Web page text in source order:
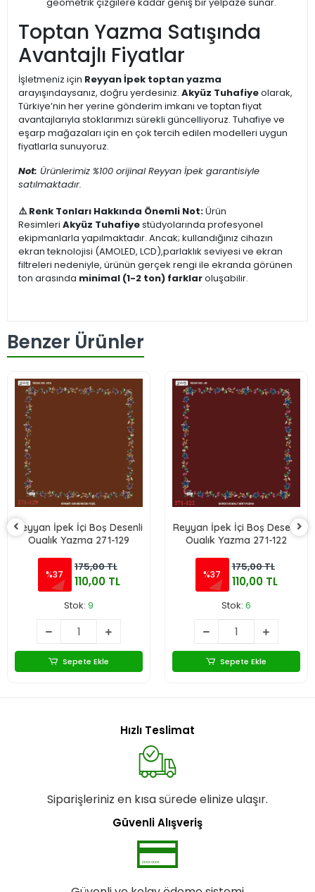
Toptan Yazma Satışında
Avantajlı Fiyatlar
İşletmeniz için Reyyan İpek toptan yazma
arayışındaysanız, doğru yerdesiniz. Akyüz Tuhafiyeolarak,
Türkiye’nin her yerine gönderim imkanı ve toptan fiyat
avantajlarıyla stoklarımızı sürekli güncelliyoruz. Tuhafiye ve
eşarp mağazaları için en çok tercih edilen modelleri uygun
fiyatlarla sunuyoruz.
Not: Ürünlerimiz %100 orijinal Reyyan İpek garantisiyle
satılmaktadır.
⚠️ Renk Tonları Hakkında Önemli Not:Ürün
Resimleri Akyüz Tuhafiyestüdyolarında profesyonel
ekipmanlarla yapılmaktadır. Ancak; kullandığınız cihazın
ekran teknolojisi (AMOLED, LCD),parlaklık seviyesi ve ekran
filtreleri nedeniyle, ürünün gerçek rengi ile ekranda görünen
ton arasında minimal (1-2 ton) farklaroluşabilir.
Benzer Ürünler
Reyyan İpek İçi Boş Desenli
Oyalık Yazma 271-129
%37
175,00 TL
110,00 TL
Stok: 9
Sepete Ekle
Reyyan İpek İçi Boş Desenli
Oyalık Yazma 271-122
%37
175,00 TL
110,00 TL
Stok: 6
Sepete Ekle
Hızlı Teslimat
Siparişleriniz en kısa sürede elinize ulaşır.
Güvenli Alışveriş